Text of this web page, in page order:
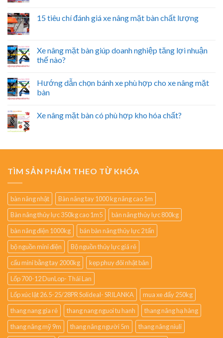
15 tiêu chí đánh giá xe nâng mặt bàn chất lượng
Xe nâng mặt bàn giúp doanh nghiệp tăng lợi nhuận
thế nào?
Hướng dẫn chọn bánh xe phù hợp cho xe nâng mặt
bàn
Xe nâng mặt bàn có phù hợp kho hóa chất?
TÌM SẢN PHẨM THEO TỪ KHÓA
bàn nâng nhật
Bàn nâng tay 1000 kg nâng cao 1m
Bàn nâng thủy lực 350kg cao 1m5
bàn nâng thủy lực 800kg
bàn nâng điện 1000kg
bán bàn nâng thủy lực 2 tấn
bộ nguồn mini điện
Bộ nguồn thủy lực giá rẻ
cẩu mini bằng tay 2000kg
kẹp phuy đôi nhật bản
Lốp 700-12 DunLop- Thái Lan
Lốp xúc lật 26.5-25/28PR Solideal- SRILANKA
mua xe đẩy 250kg
thang nang gia rẻ
thang nang nguoi tu hanh
thang nâng hạ hàng
thang nâng mỹ 9m
thang nâng người 5m
thang nâng niuli